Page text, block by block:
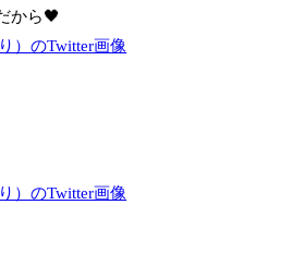
から🖤